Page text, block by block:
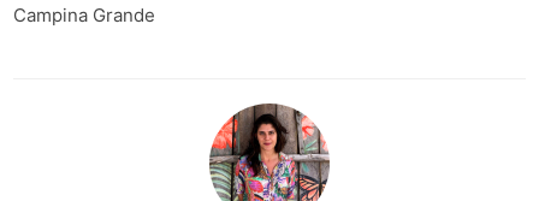
Campina Grande